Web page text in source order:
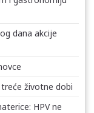
dana akcije
životne dobi
HPV ne